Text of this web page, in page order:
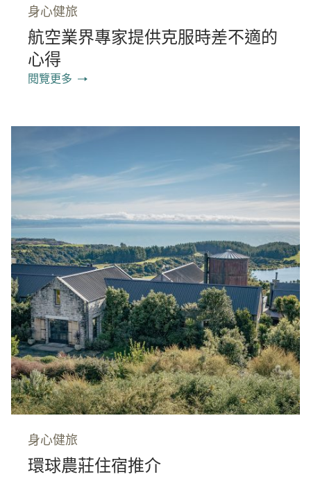
身心健旅
航空業界專家提供克服時差不適的
心得
閱覽更多
身心健旅
環球農莊住宿推介